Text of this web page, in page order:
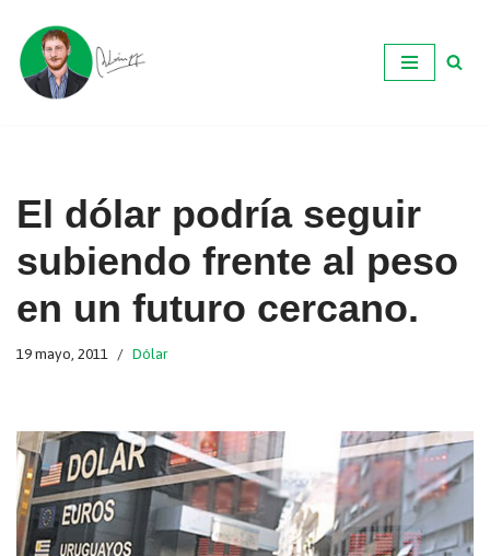
Ir
al
El dólar podría seguir
subiendo frente al peso
en un futuro cercano.
19 mayo, 2011 Dólar